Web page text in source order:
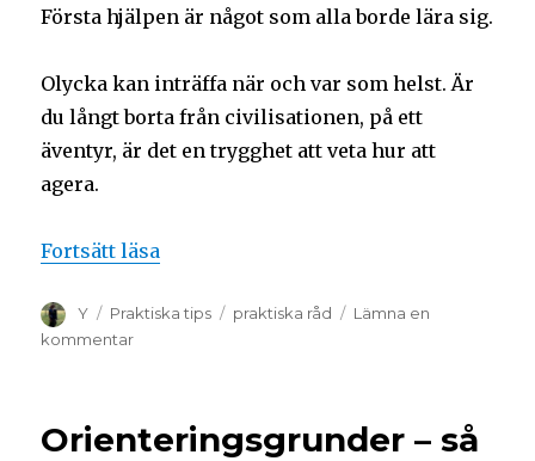
Första hjälpen är något som alla borde lära sig.
Olycka kan inträffa när och var som helst. Är
du långt borta från civilisationen, på ett
äventyr, är det en trygghet att veta hur att
agera.
Fortsätt läsa
Y Praktiska tips praktiska råd
Lämna en
kommentar
Orienteringsgrunder – så